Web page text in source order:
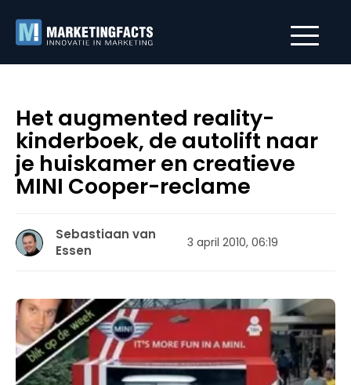
Het augmented reality-
kinderboek, de autolift naar
je huiskamer en creatieve
MINI Cooper-reclame
Sebastiaan van
Essen
3 april 2010, 06:19